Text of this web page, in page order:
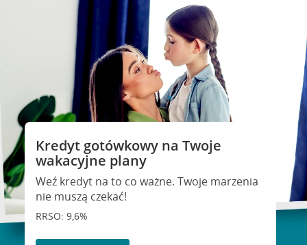
Kredyt gotówkowy na Twoje
wakacyjne plany
Weź kredyt na to co ważne. Twoje marzenia
nie muszą czekać!
RRSO: 9,6%